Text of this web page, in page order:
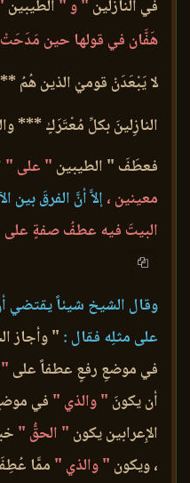
في النازلين " و " الطيبين
هَفَّان في قولها حين
لا يَبْعَدَنْ قوميْ الذين هُمُ
النازِلينَ بكلِّ مُعْتَرَكٍ ***
فعطَفَ " الطيبين " على "
معينين ،إلاَّ أنَّ الفرقَ بين
البيتَ فيه عطفُ صفةٍ على
وقال الشيخ شيئاً
على مثلِه فقال : " وأجاز
في موضعِ رفعٍ عطفاً على
أن يكونَ " والذي " في
الإِعرابين يكون " الحقُّ "
، ويكون " والذي " ممَّا